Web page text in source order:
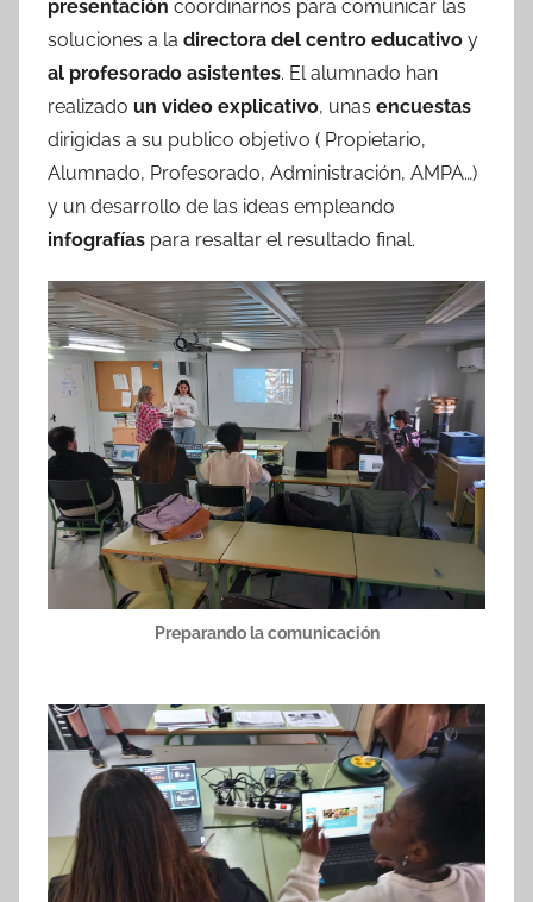
presentación coordinarnos para comunicar las
soluciones a la directora del centro educativo y
al profesorado asistentes. El alumnado han
realizado un video explicativo, unas encuestas
dirigidas a su publico objetivo ( Propietario,
Alumnado, Profesorado, Administración, AMPA…)
y un desarrollo de las ideas empleando
infografías para resaltar el resultado final.
Preparando la comunicación